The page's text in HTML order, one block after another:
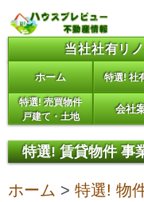
ナビゲーションへ
サイドメニューへ
本文へ 当社社有リ
ホーム 特選! 社
特選! 売買物件
戸建て・土地
会社
特選! 賃貸物件 事
ホーム > 特選! 物